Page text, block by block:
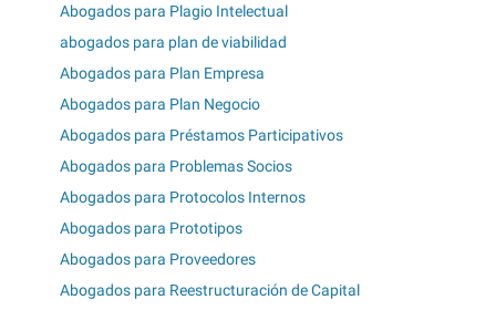
Abogados para Plagio Intelectual
abogados para plan de viabilidad
Abogados para Plan Empresa
Abogados para Plan Negocio
Abogados para Préstamos Participativos
Abogados para Problemas Socios
Abogados para Protocolos Internos
Abogados para Prototipos
Abogados para Proveedores
Abogados para Reestructuración de Capital